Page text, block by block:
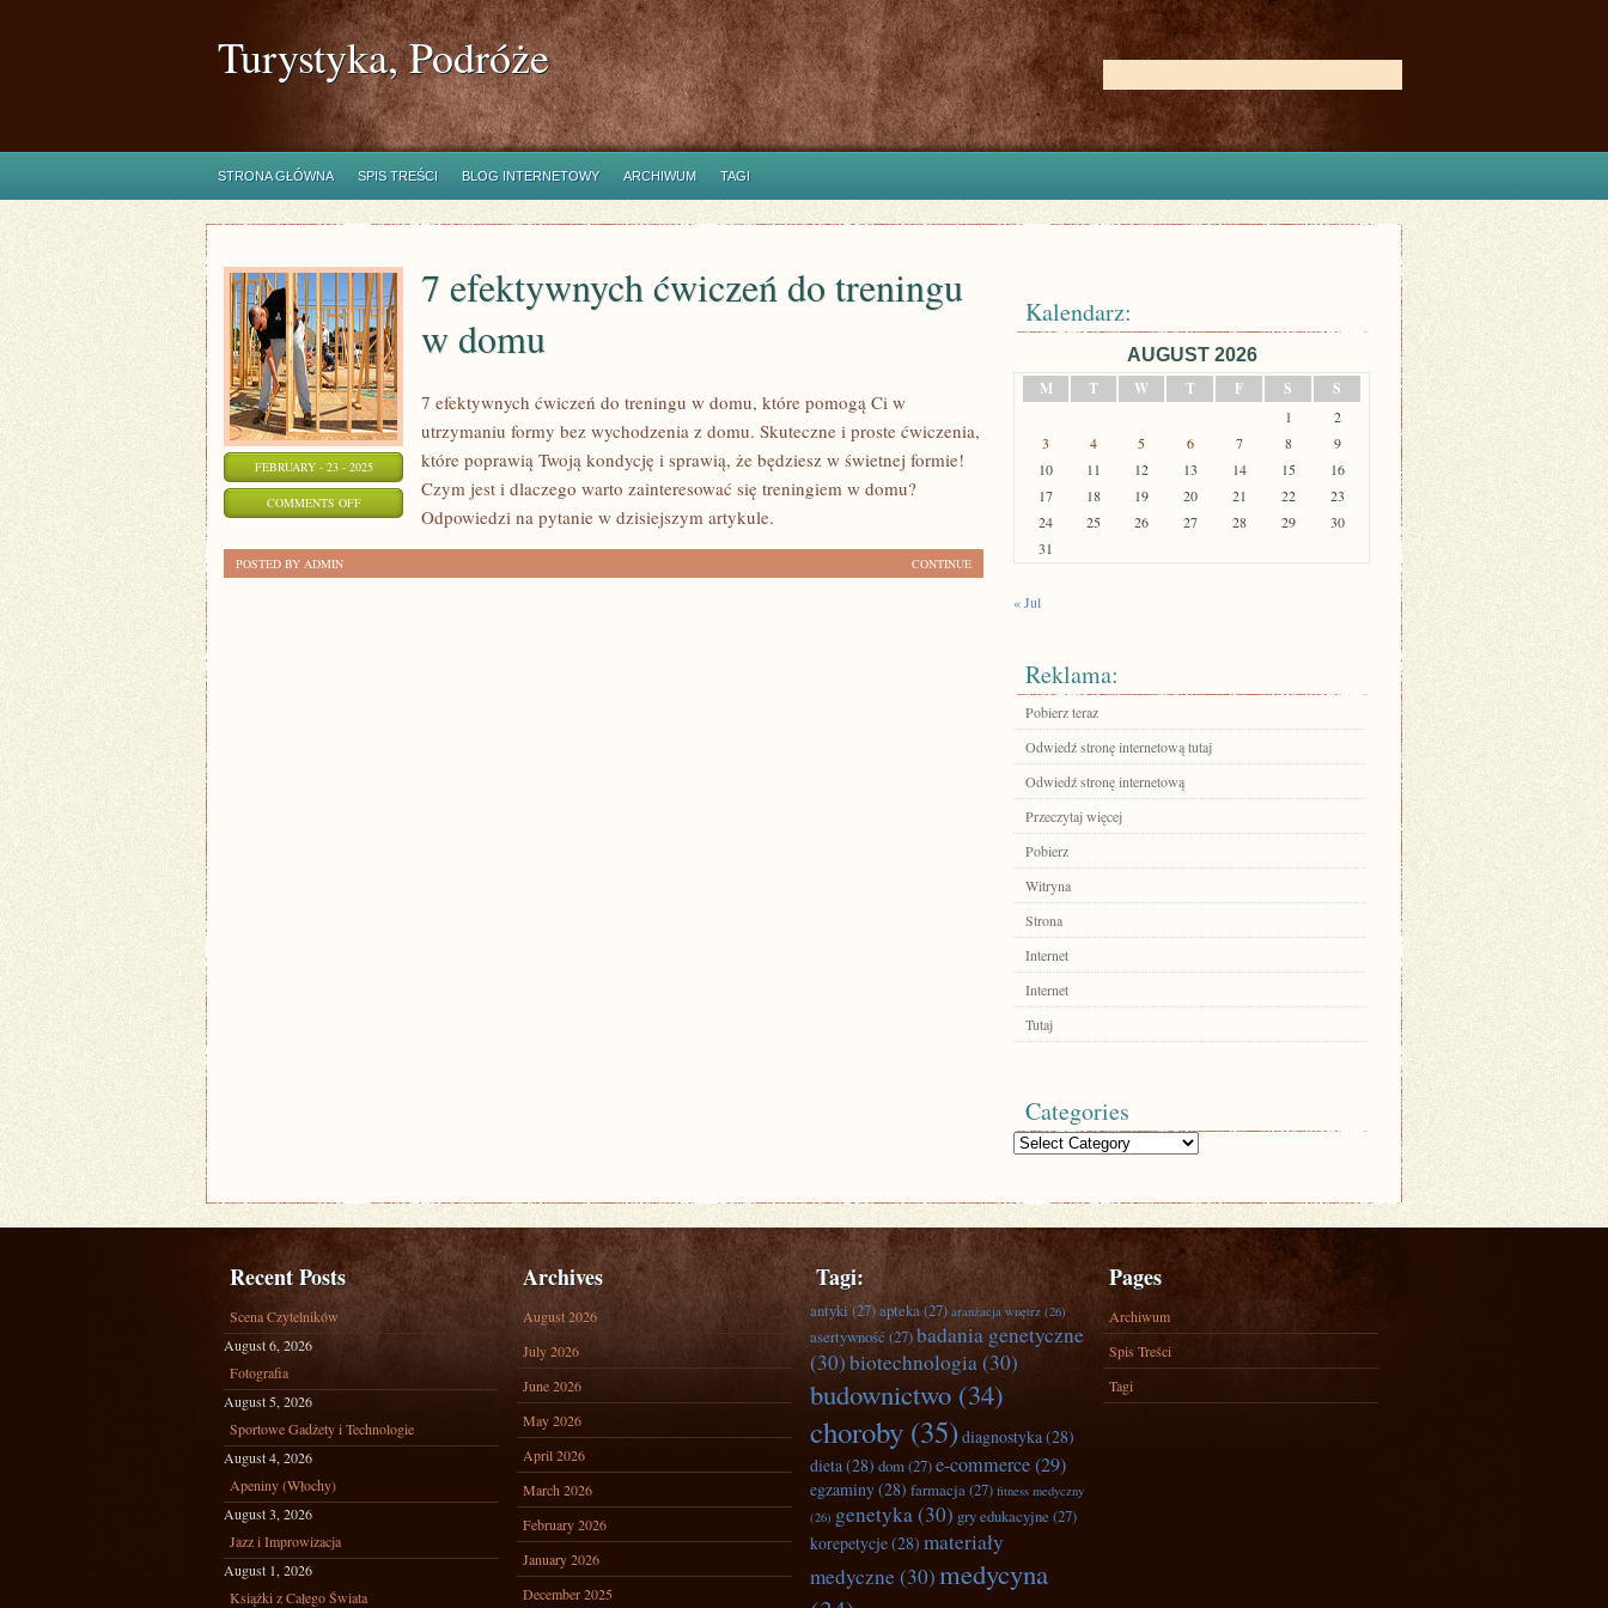
Turystyka, Podróże
STRONA GŁÓWNA SPIS TREŚCI BLOG INTERNETOWY ARCHIWUM TAGI
FEBRUARY - 23 - 2025
COMMENTS OFFON
7 efektywnych ćwiczeń do treningu
w domu
7 efektywnych ćwiczeń do treningu w domu, które pomogą Ci w
utrzymaniu formy bez wychodzenia z domu. Skuteczne i proste ćwiczenia,
które poprawią Twoją kondycję i sprawią, że będziesz w świetnej formie!
Czym jest i dlaczego warto zainteresować się treningiem w domu?
Odpowiedzi na pytanie w dzisiejszym artykule.
CONTINUE
POSTED BY ADMIN
Kalendarz:
AUGUST 2026
M
T W T F S S
1
2
3
4 5 6 7 8
9
10
11 12 13 14 15
16
17
18 19 20 21 22
23
24
25 26 27 28 29
30
31
« Jul
Reklama:
Pobierz teraz
Odwiedź stronę internetową tutaj
Odwiedź stronę internetową
Przeczytaj więcej
Pobierz
Witryna
Strona
Internet
Internet
Tutaj
Categories
Categories
Recent Posts
Scena Czytelników
August 6, 2026
Fotografia
August 5, 2026
Sportowe Gadżety i Technologie
August 4, 2026
Apeniny (Włochy)
August 3, 2026
Jazz i Improwizacja
August 1, 2026
Książki z Całego Świata
Archives
August 2026
July 2026
June 2026
May 2026
April 2026
March 2026
February 2026
January 2026
December 2025
Tagi:
antyki(27)apteka(27) aranżacja wnętrz (26)
asertywność (27)badania genetyczne
(30)biotechnologia(30)
budownictwo (34)
choroby (35) diagnostyka(28)
dieta(28) dom(27)e-commerce(29)
egzaminy(28) farmacja(27) fitness medyczny
(26) genetyka(30) gry edukacyjne (27)
korepetycje(28) materiały
medyczne (30)medycyna
Pages
Archiwum
Spis Treści
Tagi